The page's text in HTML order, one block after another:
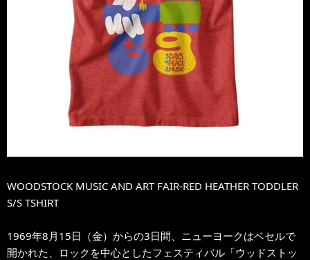
WOODSTOCK MUSIC AND ART FAIR-RED HEATHER TODDLER
S/S TSHIRT
1969年8月15日（金）からの3日間、ニューヨークはベセルで
開かれた、ロックを中心としたフェスティバル「ウッドストッ